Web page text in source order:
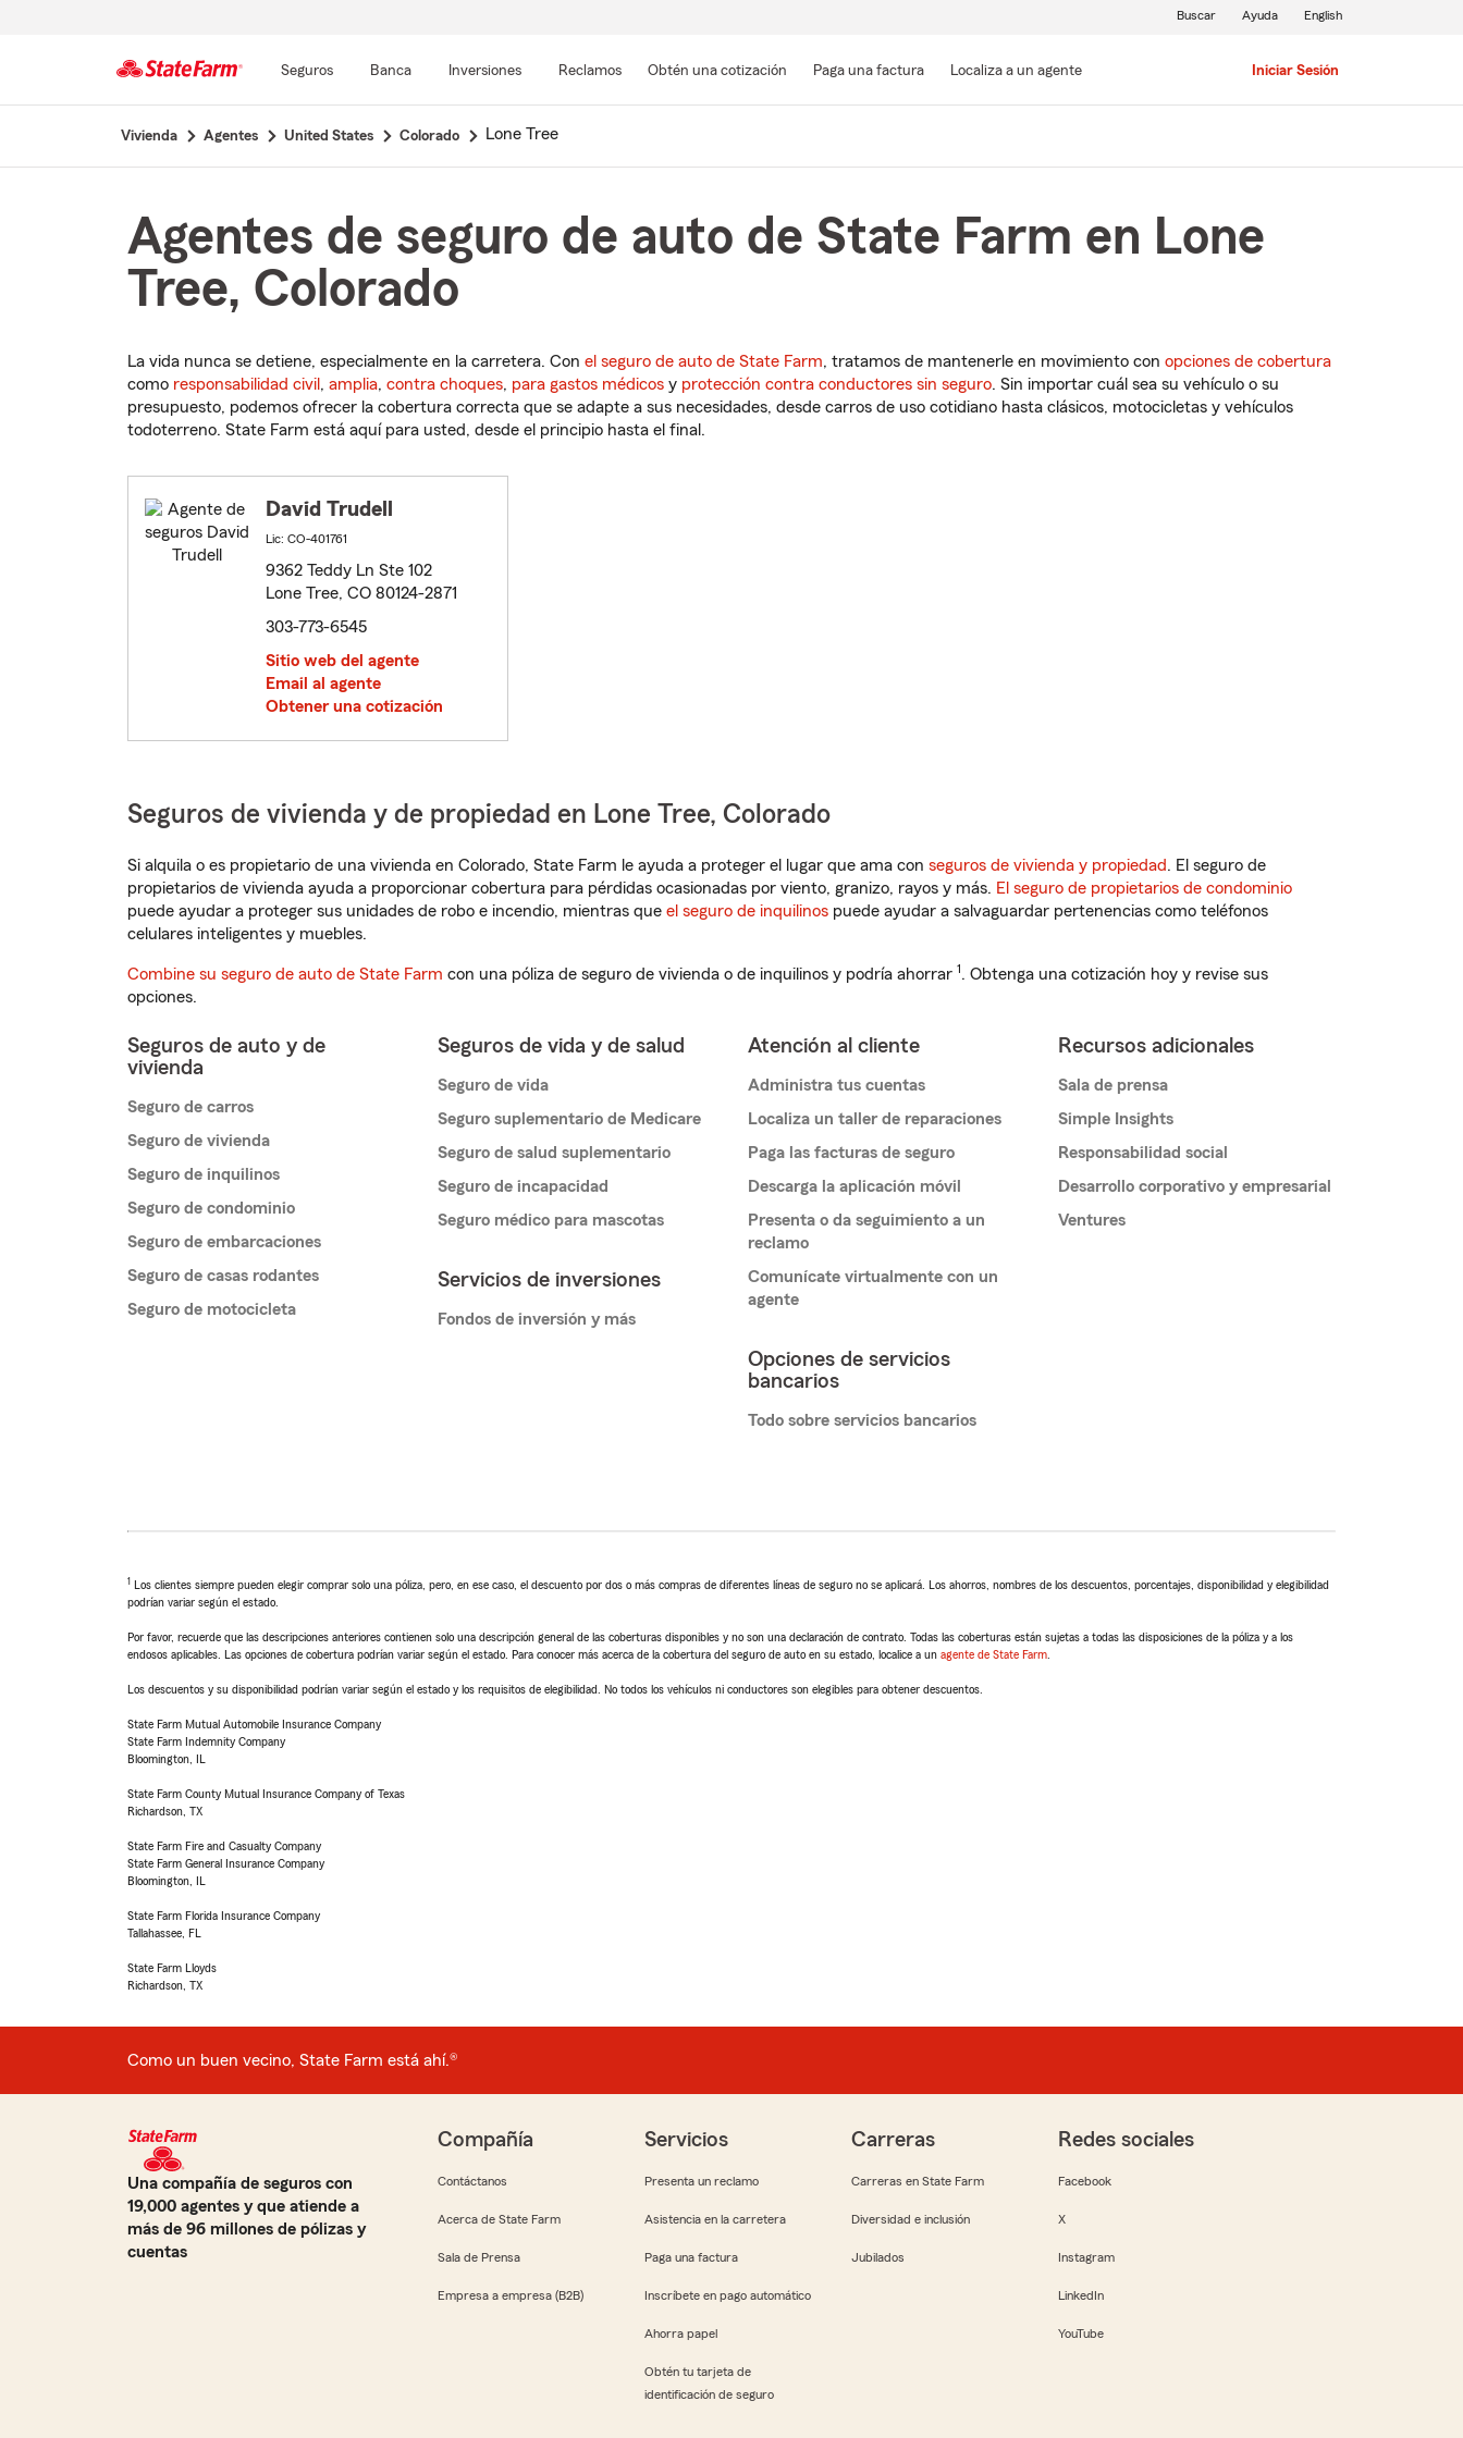
contenido
Seguros Banca Inversiones Reclamos Obtén una cotización Paga una factura Localiza a un agente Iniciar Sesión
Buscar Ayuda English
Vivienda Agentes United States Colorado Lone Tree
Agentes de seguro de auto de State Farm en Lone
Tree, Colorado
La vida nunca se detiene, especialmente en la carretera. Con el seguro de auto de State Farm, tratamos de mantenerle en movimiento con opciones de cobertura
como responsabilidad civil , amplia, contra choques, para gastos médicos y protección contra conductores sin seguro. Sin importar cuál sea su vehículo o su
presupuesto, podemos ofrecer la cobertura correcta que se adapte a sus necesidades, desde carros de uso cotidiano hasta clásicos, motocicletas y vehículos
todoterreno. State Farm está aquí para usted, desde el principio hasta el final.
David Trudell
Lic: CO-401761
9362 Teddy Ln Ste 102
Lone Tree, CO 80124-2871
303-773-6545
Sitio web del agente
Email al agente
Obtener una cotización
Seguros de vivienda y de propiedad en Lone Tree, Colorado
Si alquila o es propietario de una vivienda en Colorado, State Farm le ayuda a proteger el lugar que ama con seguros de vivienda y propiedad. El seguro de
propietarios de vivienda ayuda a proporcionar cobertura para pérdidas ocasionadas por viento, granizo, rayos y más. El seguro de propietarios de condominio
puede ayudar a proteger sus unidades de robo e incendio, mientras que el seguro de inquilinos puede ayudar a salvaguardar pertenencias como teléfonos
celulares inteligentes y muebles.
Combine su seguro de auto de State Farm con una póliza de seguro de vivienda o de inquilinos y podría ahorrar 1. Obtenga una cotización hoy y revise sus
opciones.
Seguros de auto y de
vivienda
Seguro de carros
Seguro de vivienda
Seguro de inquilinos
Seguro de condominio
Seguro de embarcaciones
Seguro de casas rodantes
Seguro de motocicleta
Seguros de vida y de salud
Seguro de vida
Seguro suplementario de Medicare
Seguro de salud suplementario
Seguro de incapacidad
Seguro médico para mascotas
Servicios de inversiones
Fondos de inversión y más
Atención al cliente
Administra tus cuentas
Localiza un taller de reparaciones
Paga las facturas de seguro
Descarga la aplicación móvil
Presenta o da seguimiento a un
reclamo
Comunícate virtualmente con un
agente
Opciones de servicios
bancarios
Todo sobre servicios bancarios
Recursos adicionales
Sala de prensa
Simple Insights
Responsabilidad social
Desarrollo corporativo y empresarial
Ventures
1 Los clientes siempre pueden elegir comprar solo una póliza, pero, en ese caso, el descuento por dos o más compras de diferentes líneas de seguro no se aplicará. Los ahorros, nombres de los descuentos, porcentajes, disponibilidad y elegibilidad
podrían variar según el estado.
Por favor, recuerde que las descripciones anteriores contienen solo una descripción general de las coberturas disponibles y no son una declaración de contrato. Todas las coberturas están sujetas a todas las disposiciones de la póliza y a los
endosos aplicables. Las opciones de cobertura podrían variar según el estado. Para conocer más acerca de la cobertura del seguro de auto en su estado, localice a un agente de State Farm
Los descuentos y su disponibilidad podrían variar según el estado y los requisitos de elegibilidad. No todos los vehículos ni conductores son elegibles para obtener descuentos.
State Farm Mutual Automobile Insurance Company
State Farm Indemnity Company
Bloomington, IL
State Farm County Mutual Insurance Company of Texas
Richardson, TX
State Farm Fire and Casualty Company
State Farm General Insurance Company
Bloomington, IL
State Farm Florida Insurance Company
Tallahassee, FL
State Farm Lloyds
Richardson, TX
Como un buen vecino, State Farm está ahí.®
Una compañía de seguros con
19,000 agentes y que atiende a
más de 96 millones de pólizas y
cuentas
Compañía
Contáctanos
Acerca de State Farm
Sala de Prensa
Empresa a empresa (B2B)
Servicios
Presenta un reclamo
Asistencia en la carretera
Paga una factura
Inscríbete en pago automático
Ahorra papel
Obtén tu tarjeta de
identificación de seguro
Carreras
Carreras en State Farm
Diversidad e inclusión
Jubilados
Redes sociales
Facebook
X
Instagram
LinkedIn
YouTube